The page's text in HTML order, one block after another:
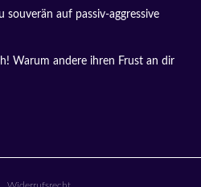
souverän auf passiv-aggressive
Warum andere ihren Frust an dir